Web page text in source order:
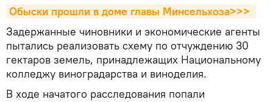
Обыски прошли в доме главы Минсельхоза>>>
Задержанные чиновники и экономические агенты
пытались реализовать схему по отчуждению 30
гектаров земель, принадлежащих Национальному
колледжу виноградарства и виноделия.
В ходе начатого расследования попали